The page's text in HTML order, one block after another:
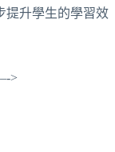
提升學生的學習效
>